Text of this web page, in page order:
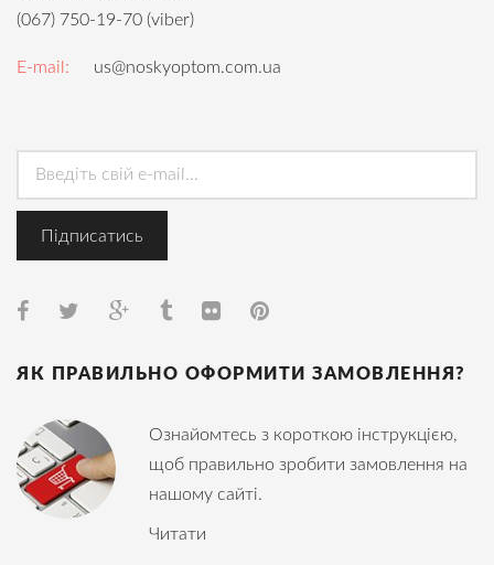
(067) 750-19-70 (viber)
E-mail: us@noskyoptom.com.ua
ЯК ПРАВИЛЬНО ОФОРМИТИ ЗАМОВЛЕННЯ?
Ознайомтесь з короткою інструкцією,
щоб правильно зробити замовлення на
нашому сайті.
Читати